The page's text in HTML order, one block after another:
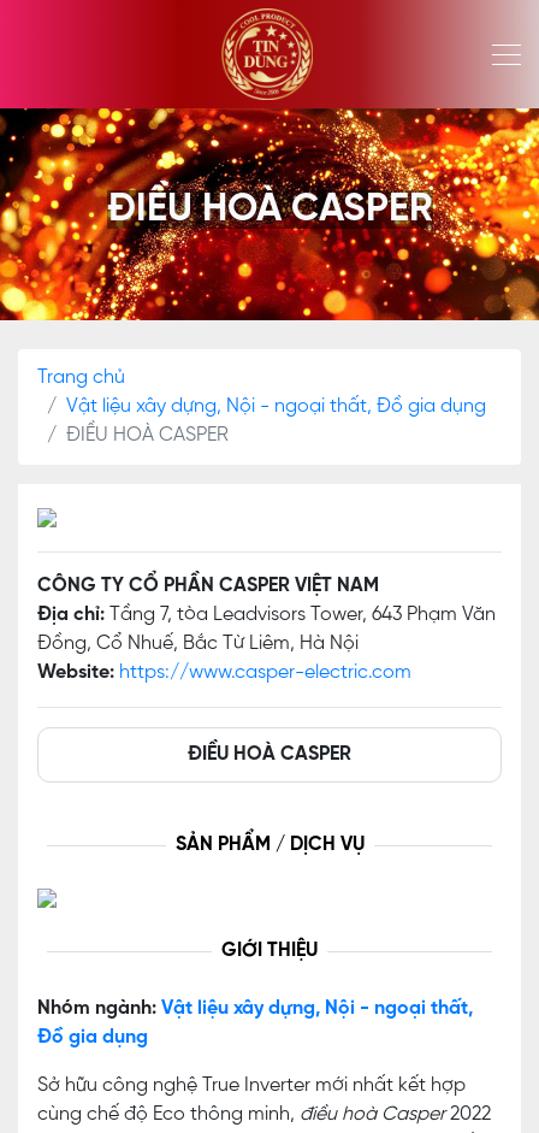
ĐIỀU HOÀ CASPER
Trang chủ
Vật liệu xây dựng, Nội - ngoại thất, Đồ gia dụng
ĐIỀU HOÀ CASPER
CÔNG TY CỔ PHẦN CASPER VIỆT NAM
Địa chỉ: Tầng 7, tòa Leadvisors Tower, 643 Phạm Văn
Đồng, Cổ Nhuế, Bắc Từ Liêm, Hà Nội
Website: https://www.casper-electric.com
ĐIỀU HOÀ CASPER
SẢN PHẨM / DỊCH VỤ
GIỚI THIỆU
Nhóm ngành: Vật liệu xây dựng, Nội - ngoại thất,
Đồ gia dụng
Sở hữu công nghệ True Inverter mới nhất kết hợp
cùng chế độ Eco thông minh, điều hoà Casper2022